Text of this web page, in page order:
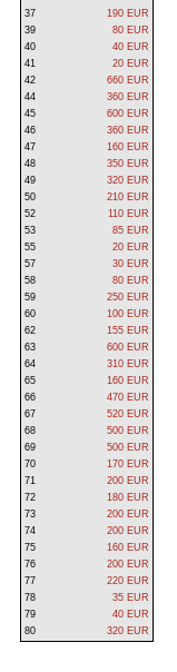
37
190 EUR
39
80 EUR
40
40 EUR
41
20 EUR
42
660 EUR
44
360 EUR
45
600 EUR
46
360 EUR
47
160 EUR
48
350 EUR
49
320 EUR
50
210 EUR
52
110 EUR
53
85 EUR
55
20 EUR
57
30 EUR
58
80 EUR
59
250 EUR
60
100 EUR
62
155 EUR
63
600 EUR
64
310 EUR
65
160 EUR
66
470 EUR
67
520 EUR
68
500 EUR
69
500 EUR
70
170 EUR
71
200 EUR
72
180 EUR
73
200 EUR
74
200 EUR
75
160 EUR
76
200 EUR
77
220 EUR
78
35 EUR
79
40 EUR
80
320 EUR